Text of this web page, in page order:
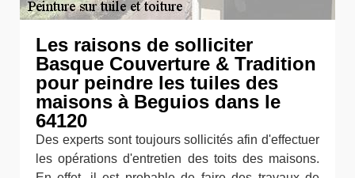
Les raisons de solliciter
Basque Couverture & Tradition
pour peindre les tuiles des
maisons à Beguios dans le
64120
Des experts sont toujours sollicités afin d'effectuer
les opérations d'entretien des toits des maisons.